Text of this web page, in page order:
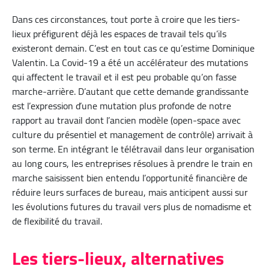
Dans ces circonstances, tout porte à croire que les tiers-
lieux préfigurent déjà les espaces de travail tels qu’ils
existeront demain. C’est en tout cas ce qu’estime Dominique
Valentin. La Covid-19 a été un accélérateur des mutations
qui affectent le travail et il est peu probable qu’on fasse
marche-arrière. D’autant que cette demande grandissante
est l’expression d’une mutation plus profonde de notre
rapport au travail dont l’ancien modèle (open-space avec
culture du présentiel et management de contrôle) arrivait à
son terme. En intégrant le télétravail dans leur organisation
au long cours, les entreprises résolues à prendre le train en
marche saisissent bien entendu l’opportunité financière de
réduire leurs surfaces de bureau, mais anticipent aussi sur
les évolutions futures du travail vers plus de nomadisme et
de flexibilité du travail.
Les tiers-lieux, alternatives